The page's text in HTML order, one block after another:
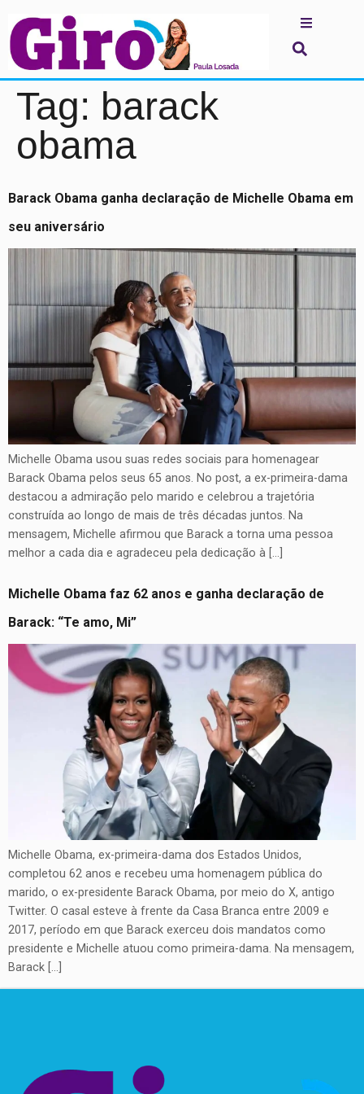
Tag: barack
obama
Barack Obama ganha declaração de Michelle Obama em
seu aniversário
Michelle Obama usou suas redes sociais para homenagear
Barack Obama pelos seus 65 anos. No post, a ex-primeira-dama
destacou a admiração pelo marido e celebrou a trajetória
construída ao longo de mais de três décadas juntos. Na
mensagem, Michelle afirmou que Barack a torna uma pessoa
melhor a cada dia e agradeceu pela dedicação à […]
Michelle Obama faz 62 anos e ganha declaração de
Barack: “Te amo, Mi”
Michelle Obama, ex-primeira-dama dos Estados Unidos,
completou 62 anos e recebeu uma homenagem pública do
marido, o ex-presidente Barack Obama, por meio do X, antigo
Twitter. O casal esteve à frente da Casa Branca entre 2009 e
2017, período em que Barack exerceu dois mandatos como
presidente e Michelle atuou como primeira-dama. Na mensagem,
Barack […]